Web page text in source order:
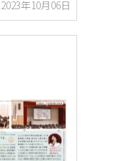
年10月06日